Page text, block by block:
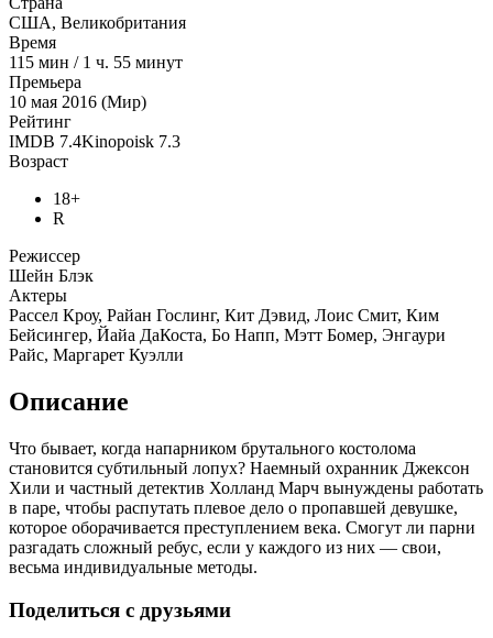
США, Великобритания
Время
115 мин / 1 ч. 55 минут
Премьера
10 мая 2016 (Мир)
Рейтинг
IMDB 7.4Kinopoisk 7.3
Возраст
18+
R
Режиссер
Шейн Блэк
Актеры
Рассел Кроу, Райан Гослинг, Кит Дэвид, Лоис Смит, Ким
Бейсингер, Йайа ДаКоста, Бо Напп, Мэтт Бомер, Энгаури
Райс, Маргарет Куэлли
Описание
Что бывает, когда напарником брутального костолома
становится субтильный лопух? Наемный охранник Джексон
Хили и частный детектив Холланд Марч вынуждены работать
в паре, чтобы распутать плевое дело о пропавшей девушке,
которое оборачивается преступлением века. Смогут ли парни
разгадать сложный ребус, если у каждого из них — свои,
весьма индивидуальные методы.
Поделиться с друзьями